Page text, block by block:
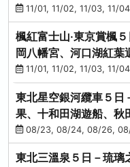
山、海鮮盛宴
11/01, 11/02, 11/03, 11/
楓紅富士山‧東京賞楓
岡八幡宮、河口湖紅
船、熱海梅園
11/01, 11/02, 11/03, 11/
東北星空銀河纜車５日
果、十和田湖遊船、秋
美溪、螃蟹本家
08/23, 08/24, 08/26,
東北三溫泉５日－琉璃